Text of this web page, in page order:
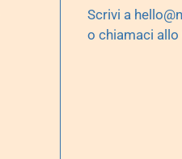
Scrivi a
o chiamaci